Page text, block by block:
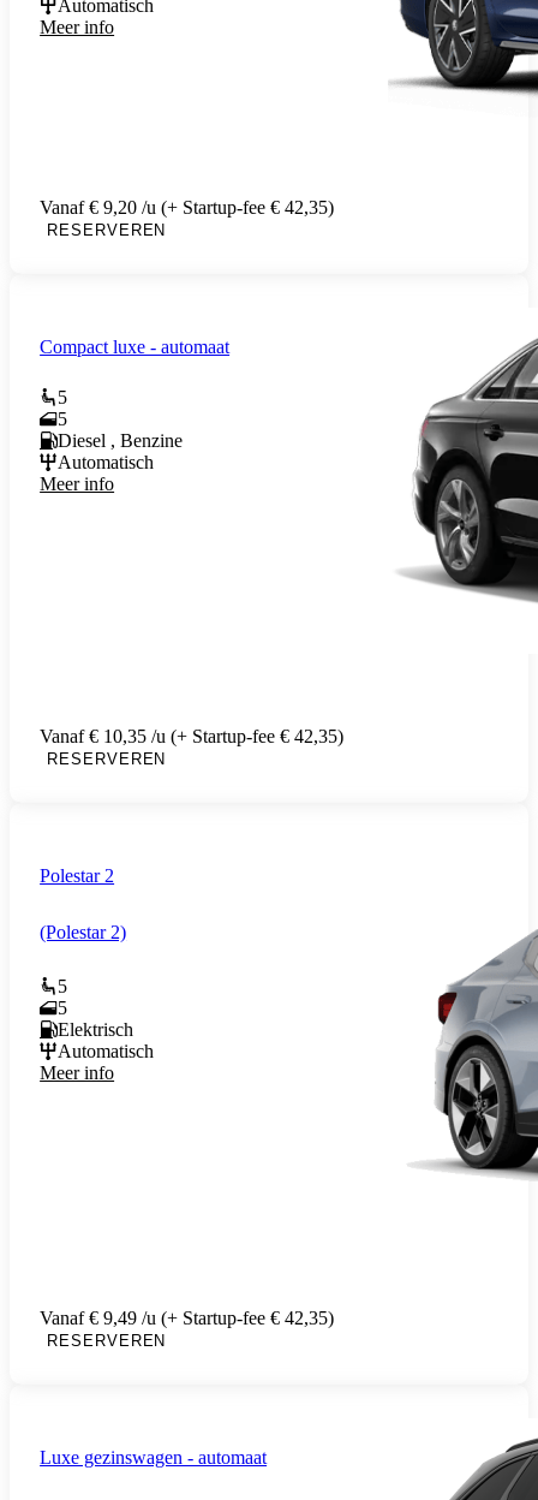
Automatisch
Meer info
Vanaf € 9,20 /u (+ Startup-fee € 42,35)
RESERVEREN
Compact luxe - automaat
5
5
Diesel , Benzine
Automatisch
Meer info
Vanaf € 10,35 /u (+ Startup-fee € 42,35)
RESERVEREN
Polestar 2
(Polestar 2)
5
5
Elektrisch
Automatisch
Meer info
Vanaf € 9,49 /u (+ Startup-fee € 42,35)
RESERVEREN
Luxe gezinswagen - automaat